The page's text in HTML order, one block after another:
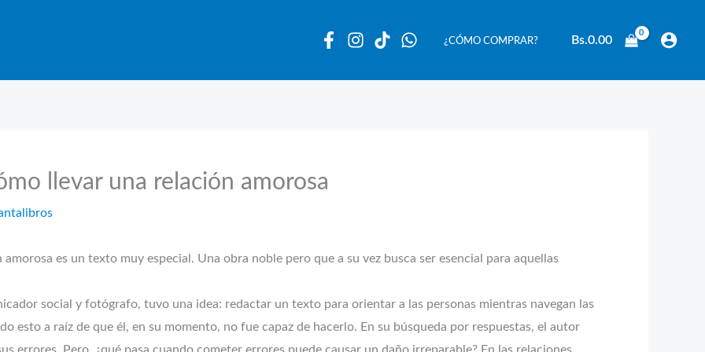
¿CÓMO COMPRAR? Bs.0.00
llevar una relación amorosa
es un texto muy especial. Una obra noble pero que a su vez busca ser esencial para aquellas
social y fotógrafo, tuvo una idea: redactar un texto para orientar a las personas mientras navegan las
esto a raíz de que él, en su momento, no fue capaz de hacerlo. En su búsqueda por respuestas, el autor